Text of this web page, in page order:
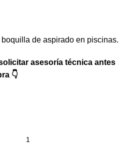
de aspirado en piscinas.
asesoría técnica antes
👇